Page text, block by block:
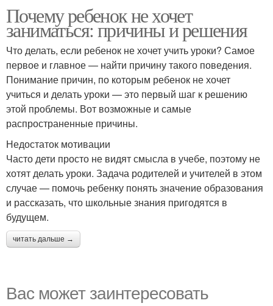
Почему ребенок не хочет
заниматься: причины и решения
Что делать, если ребенок не хочет учить уроки? Самое
первое и главное — найти причину такого поведения.
Понимание причин, по которым ребенок не хочет
учиться и делать уроки — это первый шаг к решению
этой проблемы. Вот возможные и самые
распространенные причины.
Недостаток мотивации
Часто дети просто не видят смысла в учебе, поэтому не
хотят делать уроки. Задача родителей и учителей в этом
случае — помочь ребенку понять значение образования
и рассказать, что школьные знания пригодятся в
будущем.
читать дальше →
Вас может заинтересовать